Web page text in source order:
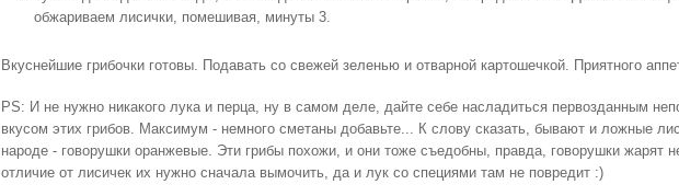
обжариваем лисички, помешивая, минуты 3.
Вкуснейшие грибочки готовы. Подавать со свежей зеленью и отварной картошечкой. Приятного
PS: И не нужно никакого лука и перца, ну в самом деле, дайте себе насладиться первозданным
вкусом этих грибов. Максимум - немного сметаны добавьте... К слову сказать, бывают и ложные
народе - говорушки оранжевые. Эти грибы похожи, и они тоже съедобны, правда, говорушки жарят
отличие от лисичек их нужно сначала вымочить, да и лук со специями там не повредит :)